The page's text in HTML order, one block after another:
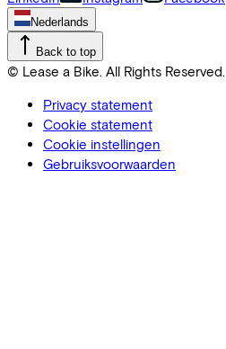
Nederlands
Back to top
© Lease a Bike. All Rights Reserved.
Privacy statement
Cookie statement
Cookie instellingen
Gebruiksvoorwaarden